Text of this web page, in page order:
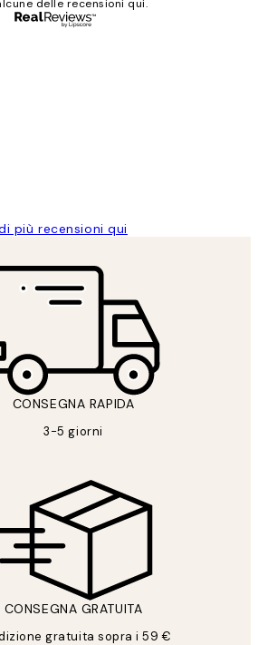
delle recensioni qui.
più recensioni qui
CONSEGNA RAPIDA
3-5 giorni
CONSEGNA GRATUITA
gratuita sopra i 59 €